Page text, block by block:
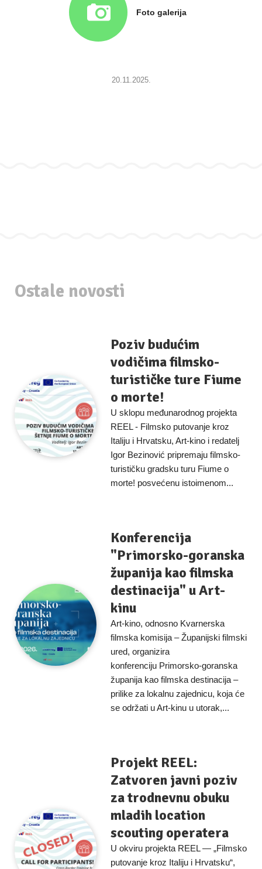
Foto galerija
20.11.2025.
Ostale novosti
Poziv budućim
vodičima filmsko-
turističke ture Fiume
o morte!
U sklopu međunarodnog projekta
REEL - Filmsko putovanje kroz
Italiju i Hrvatsku, Art-kino i redatelj
Igor Bezinović pripremaju filmsko-
turističku gradsku turu Fiume o
morte! posvećenu istoimenom...
Konferencija
"Primorsko-goranska
županija kao filmska
destinacija" u Art-
kinu
Art-kino, odnosno Kvarnerska
filmska komisija – Županijski filmski
ured, organizira
konferenciju Primorsko-goranska
županija kao filmska destinacija –
prilike za lokalnu zajednicu, koja će
se održati u Art-kinu u utorak,...
Projekt REEL:
Zatvoren javni poziv
za trodnevnu obuku
mladih location
scouting operatera
U okviru projekta REEL — „Filmsko
putovanje kroz Italiju i Hrvatsku“,